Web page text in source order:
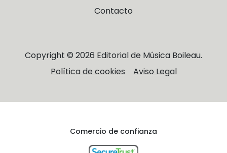
Contacto
Copyright © 2026 Editorial de Música Boileau.
Política de cookies
Aviso Legal
Comercio de confianza